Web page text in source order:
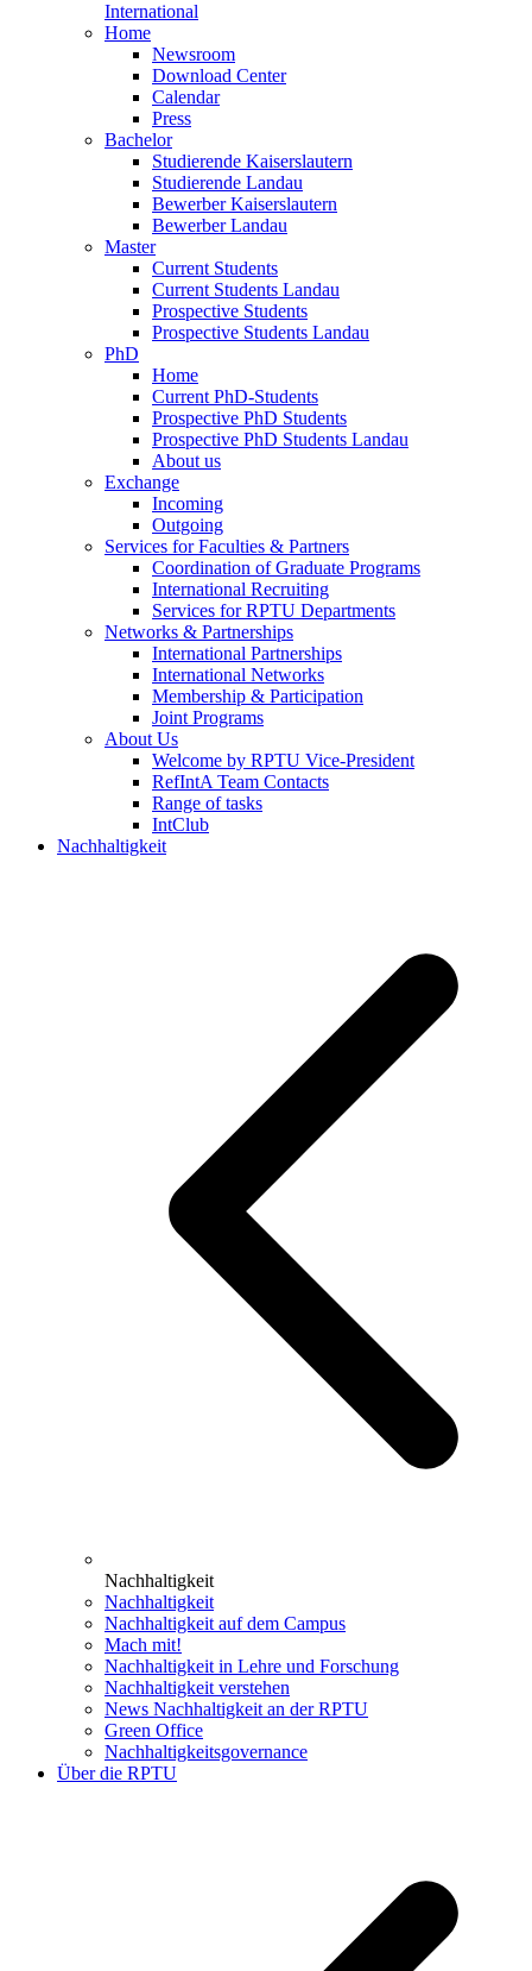
International
Home
Newsroom
Download Center
Calendar
Press
Bachelor
Studierende Kaiserslautern
Studierende Landau
Bewerber Kaiserslautern
Bewerber Landau
Master
Current Students
Current Students Landau
Prospective Students
Prospective Students Landau
PhD
Home
Current PhD-Students
Prospective PhD Students
Prospective PhD Students Landau
About us
Exchange
Incoming
Outgoing
Services for Faculties & Partners
Coordination of Graduate Programs
International Recruiting
Services for RPTU Departments
Networks & Partnerships
International Partnerships
International Networks
Membership & Participation
Joint Programs
About Us
Welcome by RPTU Vice-President
RefIntA Team Contacts
Range of tasks
IntClub
Nachhaltigkeit
Nachhaltigkeit
Nachhaltigkeit
Nachhaltigkeit auf dem Campus
Mach mit!
Nachhaltigkeit in Lehre und Forschung
Nachhaltigkeit verstehen
News Nachhaltigkeit an der RPTU
Green Office
Nachhaltigkeitsgovernance
Über die RPTU